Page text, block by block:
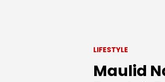
LIFESTYLE
Maulid